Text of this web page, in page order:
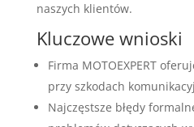
naszych klientów.
Kluczowe wnioski
Firma MOTOEXPERT
przy szkodach
Najczęstsze błędy